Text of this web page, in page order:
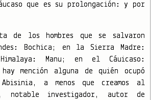
que es su prolongación: y por
de los hombres que se salvaron
Bochica; en la Sierra Madre:
Manu; en el Cáuicaso:
mención alguna de quién ocupó
a menos que creamos al
notable investigador, autor de